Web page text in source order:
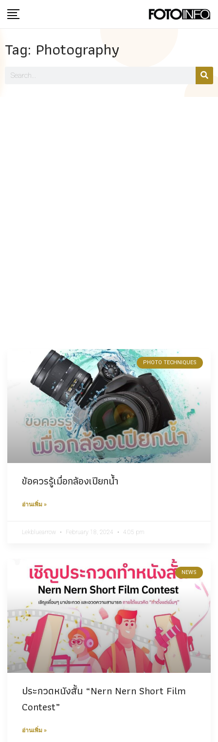
Tag: Photography
PHOTO TECHNIQUES
ข้อควรรู้เมื่อกล้องเปียกน้ำ
อ่านเพิ่ม »
Lekbluearrow February 18, 2024 4:05 pm
NEWS
ประกวดหนังสั้น “Nern Nern Short Film
Contest”
อ่านเพิ่ม »